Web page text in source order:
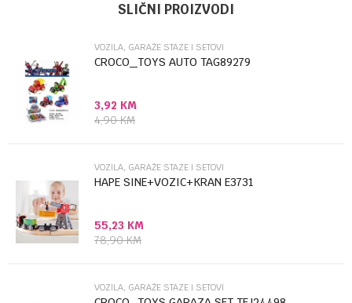
Poruka
Anti-spam zaštita - izračunajte koliko je 9 - 4 :
SLIČNI PROIZVODI
VOZILA, GARAŽE STAZE I SETOVI
CROCO_TOYS AUTO TAG89279
3,92 KM
4,90KM
VOZILA, GARAŽE STAZE I SETOVI
HAPE SINE+VOZIC+KRAN E3731
55,23 KM
78,90KM
VOZILA, GARAŽE STAZE I SETOVI